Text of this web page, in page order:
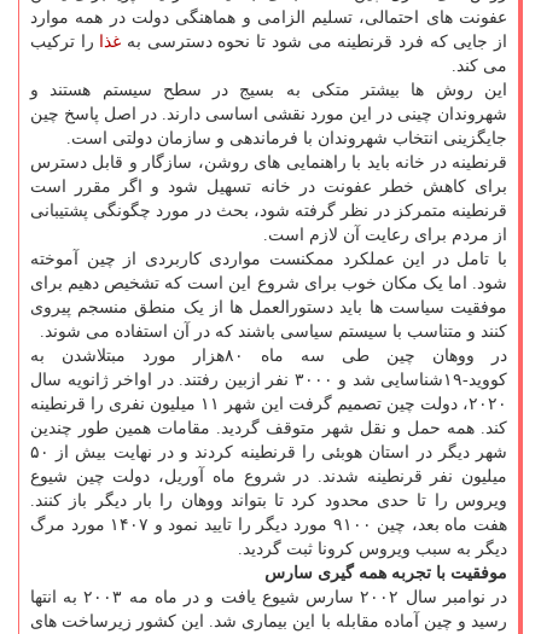
عفونت های احتمالی، تسلیم الزامی و هماهنگی دولت در همه موارد
از جایی که فرد قرنطینه می شود تا نحوه دسترسی به غذا
را ترکیب
می کند.
این روش ها بیشتر متکی به بسیج در سطح سیستم هستند و
شهروندان چینی در این مورد نقشی اساسی دارند. در اصل پاسخ چین
جایگزینی انتخاب شهروندان با فرماندهی و سازمان دولتی است.
قرنطینه در خانه باید با راهنمایی های روشن، سازگار و قابل دسترس
برای کاهش خطر عفونت در خانه تسهیل شود و اگر مقرر است
قرنطینه متمرکز در نظر گرفته شود، بحث در مورد چگونگی پشتیبانی
از مردم برای رعایت آن لازم است.
با تامل در این عملکرد ممکنست مواردی کاربردی از چین آموخته
شود. اما یک مکان خوب برای شروع این است که تشخیص دهیم برای
موفقیت سیاست ها باید دستورالعمل ها از یک منطق منسجم پیروی
کنند و متناسب با سیستم سیاسی باشند که در آن استفاده می شوند.
در ووهان چین طی سه ماه ۸۰هزار مورد مبتلاشدن به
کووید-۱۹شناسایی شد و ۳۰۰۰ نفر ازبین رفتند. در اواخر ژانویه سال
۲۰۲۰، دولت چین تصمیم گرفت این شهر ۱۱ میلیون نفری را قرنطینه
کند. همه حمل و نقل شهر متوقف گردید. مقامات همین طور چندین
شهر دیگر در استان هوبئی را قرنطینه کردند و در نهایت بیش از ۵۰
میلیون نفر قرنطینه شدند. در شروع ماه آوریل، دولت چین شیوع
ویروس را تا حدی محدود کرد تا بتواند ووهان را بار دیگر باز کنند.
هفت ماه بعد، چین ۹۱۰۰ مورد دیگر را تایید نمود و ۱۴۰۷ مورد مرگ
دیگر به سبب ویروس کرونا ثبت گردید.
موفقیت با تجربه همه گیری سارس
در نوامبر سال ۲۰۰۲ سارس شیوع یافت و در ماه مه ۲۰۰۳ به انتها
رسید و چین آماده مقابله با این بیماری شد. این کشور زیرساخت های